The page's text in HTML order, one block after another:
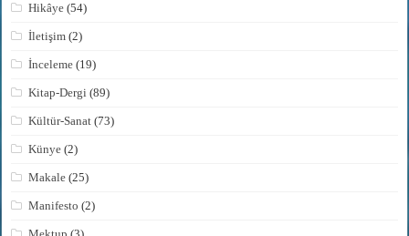
Hikâye (54)
İletişim (2)
İnceleme (19)
Kitap-Dergi (89)
Kültür-Sanat (73)
Künye (2)
Makale (25)
Manifesto (2)